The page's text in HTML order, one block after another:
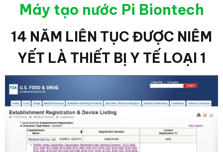
Máy tạo nước Pi Biontech
14 NĂM LIÊN TỤC ĐƯỢC NIÊM
YẾT LÀ THIẾT BỊ Y TẾ LOẠI 1